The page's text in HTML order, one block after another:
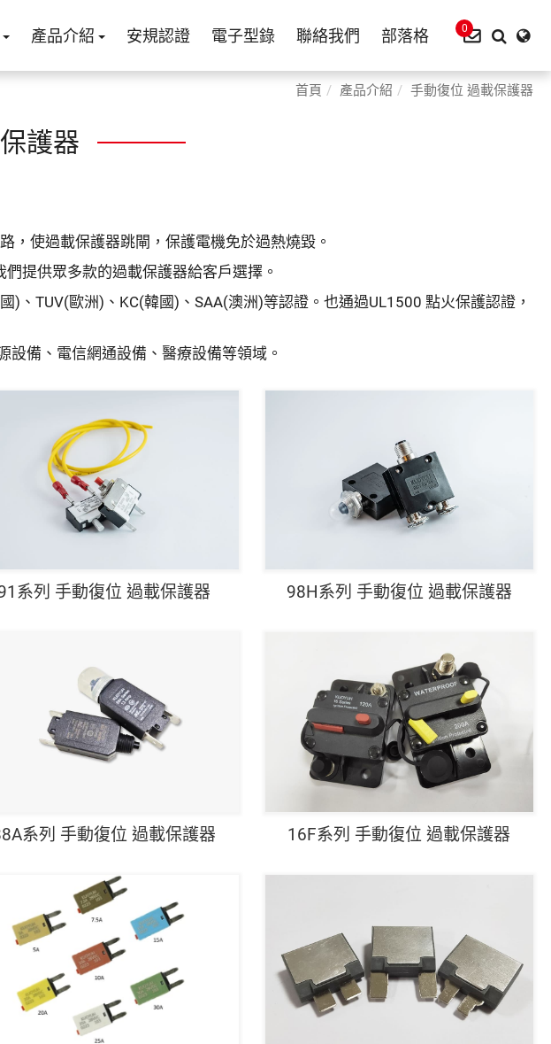
0
產品介紹 安規認證 電子型錄 聯絡我們 部落格
首頁 產品介紹 手動復位 過載保護器
護器
，使過載保護器跳閘，保護電機免於過熱燒毀。
提供眾多款的過載保護器給客戶選擇。
、TUV(歐洲)、KC(韓國)、SAA(澳洲)等認證。也通過UL1500 點火保護認證，
備、電信網通設備、醫療設備等領域。
系列 手動復位 過載保護器 98H系列 手動復位 過載保護器
系列 手動復位 過載保護器 16F系列 手動復位 過載保護器